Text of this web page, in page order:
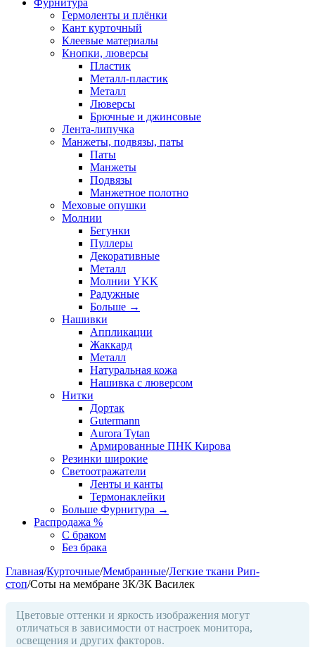
Фурнитура
Гермоленты и плёнки
Кант курточный
Клеевые материалы
Кнопки, люверсы
Пластик
Металл-пластик
Металл
Люверсы
Брючные и джинсовые
Лента-липучка
Манжеты, подвязы, паты
Паты
Манжеты
Подвязы
Манжетное полотно
Меховые опушки
Молнии
Бегунки
Пуллеры
Декоративные
Металл
Молнии YKK
Радужные
Больше →
Нашивки
Аппликации
Жаккард
Металл
Натуральная кожа
Нашивка с люверсом
Нитки
Дортак
Gutermann
Aurora Tytan
Армированные ПНК Кирова
Резинки широкие
Светоотражатели
Ленты и канты
Термонаклейки
Больше Фурнитура →
Распродажа %
С браком
Без брака
Главная/Курточные/Мембранные/Легкие ткани Рип-
стоп/Соты на мембране 3К/3К Василек
Цветовые оттенки и яркость изображения могут
отличаться в зависимости от настроек монитора,
освещения и других факторов.